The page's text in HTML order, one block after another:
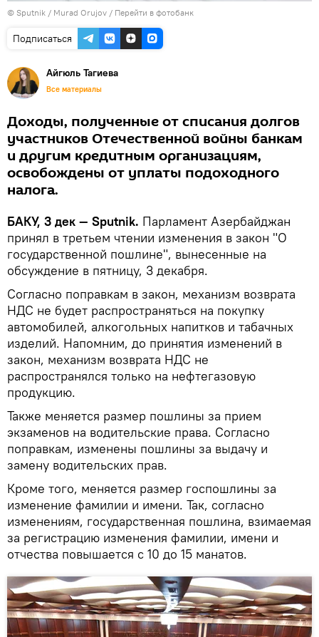
© Sputnik / Murad Orujov / Перейти в фотобанк
Подписаться
Айгюль Тагиева
Все материалы
Доходы, полученные от списания долгов
участников Отечественной войны банкам
и другим кредитным организациям,
освобождены от уплаты подоходного
налога.
БАКУ, 3 дек — Sputnik. Парламент Азербайджан
принял в третьем чтении изменения в закон "О
государственной пошлине", вынесенные на
обсуждение в пятницу, 3 декабря.
Согласно поправкам в закон, механизм возврата
НДС не будет распространяться на покупку
автомобилей, алкогольных напитков и табачных
изделий. Напомним, до принятия изменений в
закон, механизм возврата НДС не
распространялся только на нефтегазовую
продукцию.
Также меняется размер пошлины за прием
экзаменов на водительские права. Согласно
поправкам, изменены пошлины за выдачу и
замену водительских прав.
Кроме того, меняется размер госпошлины за
изменение фамилии и имени. Так, согласно
изменениям, государственная пошлина, взимаемая
за регистрацию изменения фамилии, имени и
отчества повышается с 10 до 15 манатов.